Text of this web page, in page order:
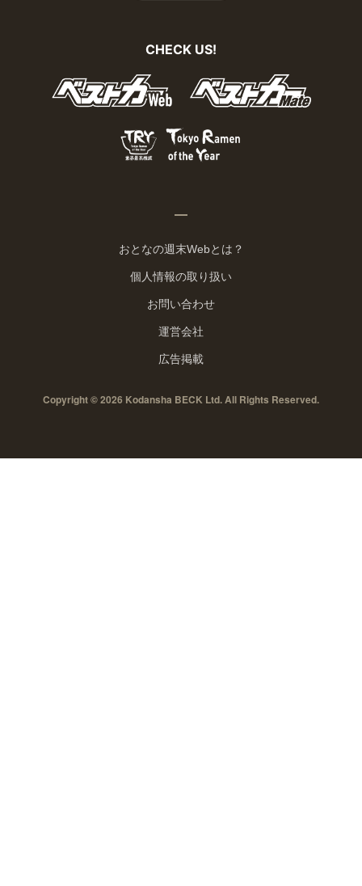
CHECK US!
おとなの週末Webとは？
個人情報の取り扱い
お問い合わせ
運営会社
広告掲載
Copyright © 2026 Kodansha BECK Ltd. All Rights Reserved.